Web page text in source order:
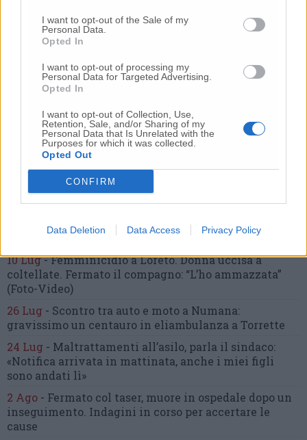
I want to opt-out of the Sale of my
Personal Data.
Opted In
I want to opt-out of processing my
Personal Data for Targeted Advertising.
Opted In
I want to opt-out of Collection, Use,
Retention, Sale, and/or Sharing of my
Personal Data that Is Unrelated with the
Purposes for which it was collected.
Opted Out
CONFIRM
Data Deletion Data Access Privacy Policy
Nessun commento presente
Commenta
Commenta l'articolo
Gli articoli più letti
Bimbi costretti a colpirsi da soli
buio:orrore all’asilo, arrestate due educatrici
-Luigia Fortunato,
l’ennesimo femminicidio:
prima la lite, poi la furia col coltello
10 Lug-Femminicidio a Loreto.Donna uccisa a
coltellate. Fermato il compagno: “L’ho ammazzata”
(Foto-Video)
26 Lug - Scontro tra auto e moto a Numana:
gravissimo un centauro in eliambulanza a Torrette
24 Lug - Maltrattamenti all’asilo, parla il sindaco:
«Notifica arrivata in mattinata, anche i miei figli
sono andati lì»
2 Ago - Fermato col taser, muore in ospedale dopo un
inseguimento. Indagini in corso per accertare le
cause